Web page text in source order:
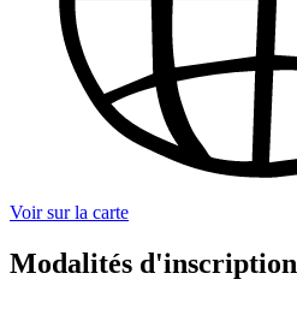
Voir sur la carte
Modalités d'inscription